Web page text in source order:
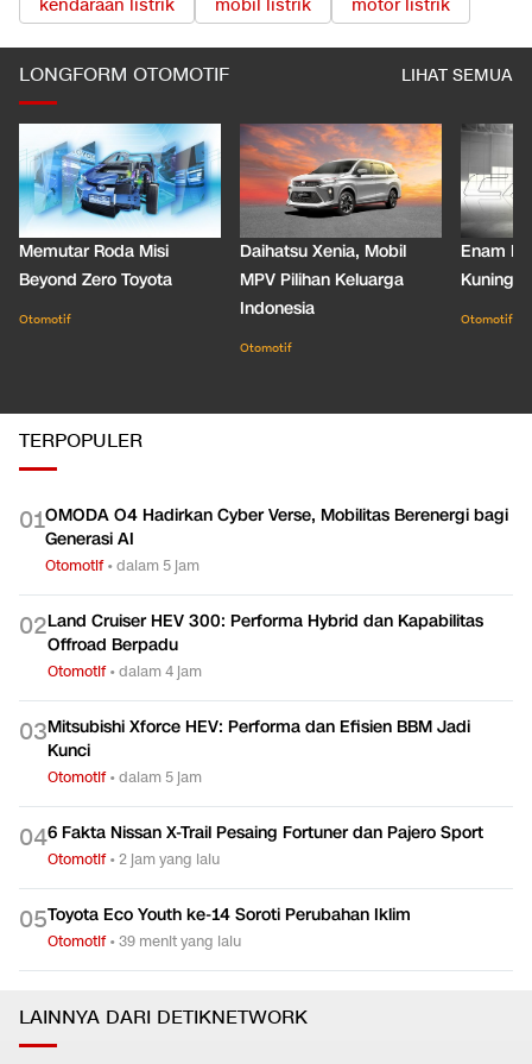
kendaraan listrik mobil listrik motor listrik
LONGFORM OTOMOTIF LIHAT SEMUA
Memutar Roda Misi
Beyond Zero Toyota
Otomotif
Daihatsu Xenia, Mobil
MPV Pilihan Keluarga
Indonesia
Otomotif
Enam
Kuning
Otomotif
TERPOPULER
01OMODA O4 Hadirkan Cyber Verse, Mobilitas Berenergi bagi
Generasi AI
Otomotif•dalam 5 jam
02Land Cruiser HEV 300: Performa Hybrid dan Kapabilitas
Offroad Berpadu
Otomotif•dalam 4 jam
03Mitsubishi Xforce HEV: Performa dan Efisien BBM Jadi
Kunci
Otomotif•dalam 5 jam
046 Fakta Nissan X-Trail Pesaing Fortuner dan Pajero Sport
Otomotif•2 jam yang lalu
05Toyota Eco Youth ke-14 Soroti Perubahan Iklim
Otomotif•39 menit yang lalu
LAINNYA DARI DETIKNETWORK